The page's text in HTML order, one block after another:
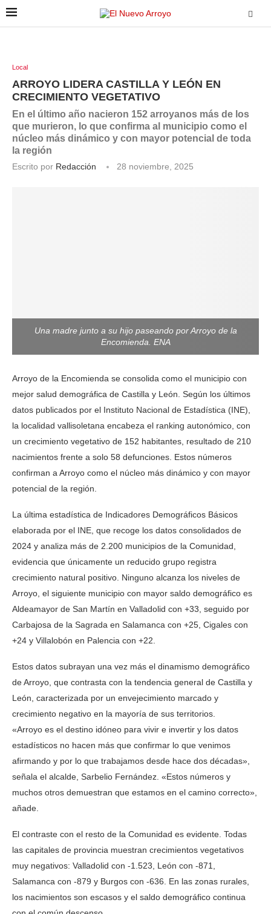
Local
ARROYO LIDERA CASTILLA Y LEÓN EN
CRECIMIENTO VEGETATIVO
En el último año nacieron 152 arroyanos más de los
que murieron, lo que confirma al municipio como el
núcleo más dinámico y con mayor potencial de toda
la región
Escrito por Redacción 28 noviembre, 2025
Una madre junto a su hijo paseando por Arroyo de la
Encomienda. ENA
Arroyo de la Encomienda se consolida como el municipio con
mejor salud demográfica de Castilla y León. Según los últimos
datos publicados por el Instituto Nacional de Estadística (INE),
la localidad vallisoletana encabeza el ranking autonómico, con
un crecimiento vegetativo de 152 habitantes, resultado de 210
nacimientos frente a solo 58 defunciones. Estos números
confirman a Arroyo como el núcleo más dinámico y con mayor
potencial de la región.
La última estadística de Indicadores Demográficos Básicos
elaborada por el INE, que recoge los datos consolidados de
2024 y analiza más de 2.200 municipios de la Comunidad,
evidencia que únicamente un reducido grupo registra
crecimiento natural positivo. Ninguno alcanza los niveles de
Arroyo, el siguiente municipio con mayor saldo demográfico es
Aldeamayor de San Martín en Valladolid con +33, seguido por
Carbajosa de la Sagrada en Salamanca con +25, Cigales con
+24 y Villalobón en Palencia con +22.
Estos datos subrayan una vez más el dinamismo demográfico
de Arroyo, que contrasta con la tendencia general de Castilla y
León, caracterizada por un envejecimiento marcado y
crecimiento negativo en la mayoría de sus territorios.
«Arroyo es el destino idóneo para vivir e invertir y los datos
estadísticos no hacen más que confirmar lo que venimos
afirmando y por lo que trabajamos desde hace dos décadas»,
señala el alcalde, Sarbelio Fernández. «Estos números y
muchos otros demuestran que estamos en el camino correcto»,
añade.
El contraste con el resto de la Comunidad es evidente. Todas
las capitales de provincia muestran crecimientos vegetativos
muy negativos: Valladolid con -1.523, León con -871,
Salamanca con -879 y Burgos con -636. En las zonas rurales,
los nacimientos son escasos y el saldo demográfico continua